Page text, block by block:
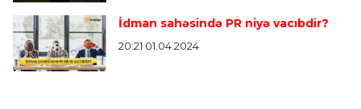
İdman sahəsində PR niyə vacıbdir?
20:21 01.04.2024